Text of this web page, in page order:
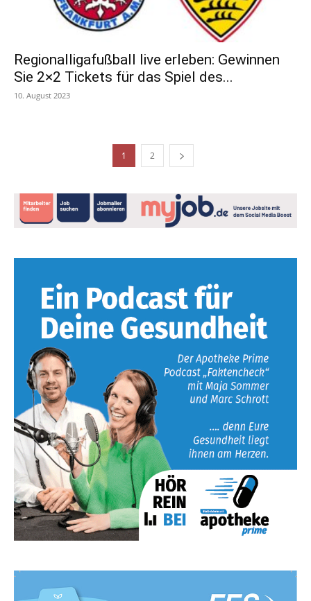
Regionalligafußball live erleben: Gewinnen
Sie 2×2 Tickets für das Spiel des...
10. August 2023
1 2